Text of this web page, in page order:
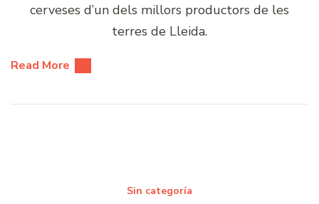
cerveses d’un dels millors productors de les
terres de Lleida.
Read More
Sin categoría